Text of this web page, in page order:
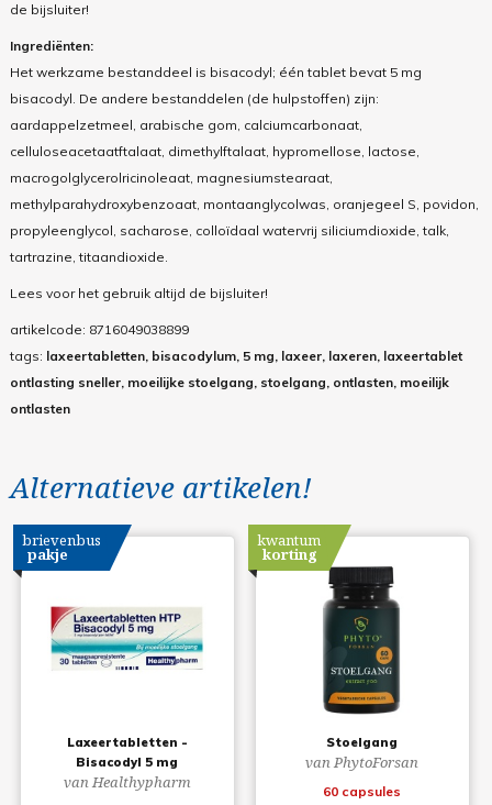
de bijsluiter!
Ingrediënten:
Het werkzame bestanddeel is bisacodyl; één tablet bevat 5 mg
bisacodyl. De andere bestanddelen (de hulpstoffen) zijn:
aardappelzetmeel, arabische gom, calciumcarbonaat,
celluloseacetaatftalaat, dimethylftalaat, hypromellose, lactose,
macrogolglycerolricinoleaat, magnesiumstearaat,
methylparahydroxybenzoaat, montaanglycolwas, oranjegeel S, povidon,
propyleenglycol, sacharose, colloïdaal watervrij siliciumdioxide, talk,
tartrazine, titaandioxide.
Lees voor het gebruik altijd de bijsluiter!
artikelcode: 8716049038899
tags: laxeertabletten, bisacodylum, 5 mg, laxeer, laxeren, laxeertablet
ontlasting sneller, moeilijke stoelgang, stoelgang, ontlasten, moeilijk
ontlasten
Alternatieve artikelen!
Laxeertabletten -
Bisacodyl 5 mg
van Healthypharm
brievenbus
pakje
Stoelgang
van PhytoForsan
60 capsules
kwantum
korting